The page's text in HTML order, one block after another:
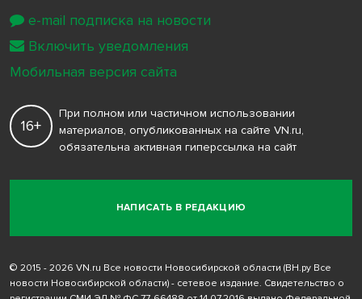
НАПИСАТЬ В РЕДАКЦИЮ
16+
При полном или частичном использовании
материалов, опубликованных на сайте VN.ru,
обязательна активная гиперссылка на сайт
© 2015 - 2026 VN.ru Все новости Новосибирской области (ВН.ру Все
новости Новосибирской области) - сетевое издание. Свидетельство о
e-mail подписка на новости
Включить уведомления
Мобильная версия сайта